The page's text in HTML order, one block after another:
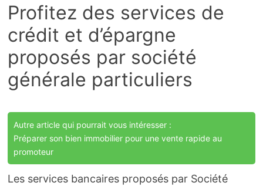
Profitez des services de
crédit et d’épargne
proposés par société
générale particuliers
Autre article qui pourrait vous intéresser :
Préparer son bien immobilier pour une vente rapide au
promoteur
Les services bancaires proposés par Société